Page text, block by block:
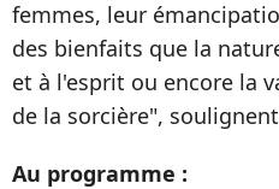
femmes, leur
des bienfaits que la
et à l'esprit ou encore la
de la sorcière",
Au programme :